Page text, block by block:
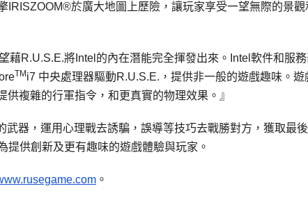
IRISZOOM®於廣大地圖上歷險，讓玩家享受一望無際的景
藉R.U.S.E.將Intel的內在潛能完全揮發出來。Intel軟件和服
TM i7 中央處理器驅動R.U.S.E.，提供非一般的遊戲趣味。
複雜的行軍指令，和更真實的物理效果。』
器，運用心理戰去誘騙，誤導等技巧去戰勝對方，獲取最
提供創新及更有趣味的遊戲體驗與玩家。
。